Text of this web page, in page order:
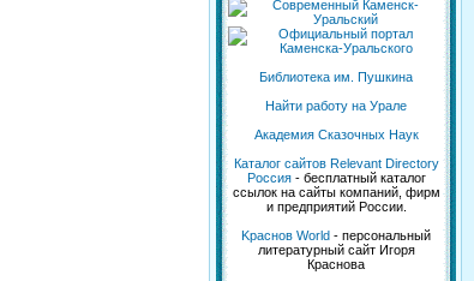
Библиотека им. Пушкина
Найти работу на Урале
Академия Сказочных Наук
Каталог сайтов Relevant Directory
Россия- бесплатный каталог
ссылок на сайты компаний, фирм
и предприятий России.
Kраснов World - персональный
литературный сайт Игоря
Краснова